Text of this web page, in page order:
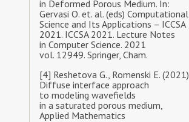
in Deformed Porous Medium. In:
Gervasi O. et. al. (eds) Computational
Science and Its Applications – ICCSA
2021. ICCSA 2021. Lecture Notes
in Computer Science. 2021
vol. 12949. Springer, Cham.
[4] Reshetova G., Romenski E. (2021)
Diffuse interface approach
to modeling wavefields
in a saturated porous medium,
Applied Mathematics